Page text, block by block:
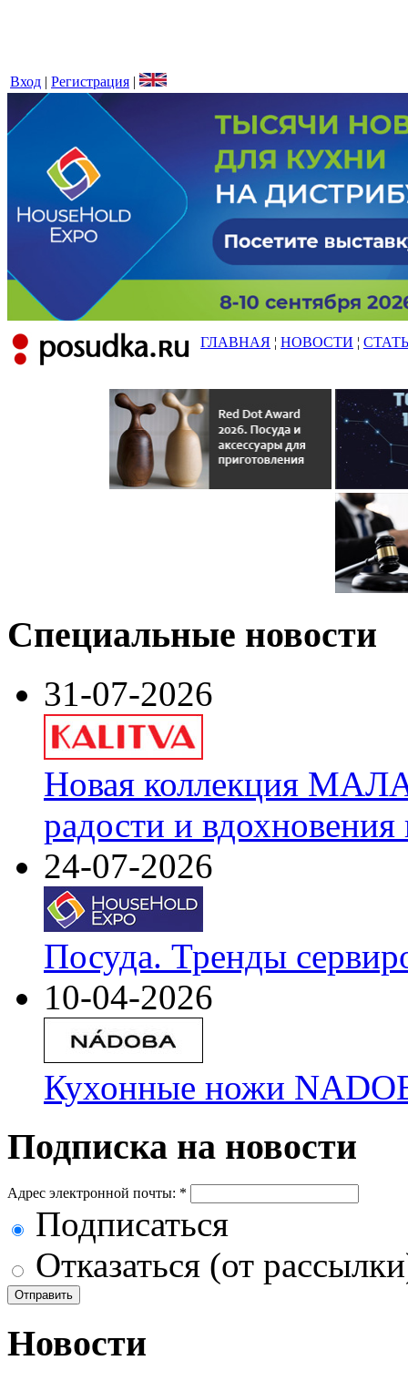
Вход | Регистрация |
ГЛАВНАЯ ¦ НОВОСТИ ¦
Специальные новости
31-07-2026
Новая коллекция
радости и
24-07-2026
Посуда. Тренды
10-04-2026
Кухонные ножи
Подписка на новости
Адрес электронной почты: *
Подписаться
Отказаться (от
Новости